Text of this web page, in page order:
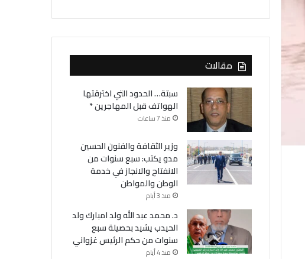
مقالات
سبتة… الحدود التي اخترقتها
الهواتف قبل المهاجرين *
منذ 7 ساعات
وزير الثقافة والفنون الحسين
مدو يكتب: سبع سنوات من
الانفتاح والانجاز في خدمة
الوطن والمواطن
منذ 3 أيام
د. محمد عبد الله ولد امبارك ولد
الحيدب يشيد بحصيلة سبع
سنوات من حكم الرئيس غزواني
منذ 4 أيام